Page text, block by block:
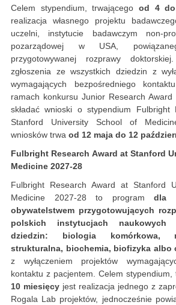
Celem stypendium, trwającego od 4 do
realizacja własnego projektu
uczelni, instytucie badawczym non-
pozarządowej w USA,
przygotowywanej rozprawy
zgłoszenia ze wszystkich dziedzin z
wymagających bezpośredniego
ramach konkursu Junior Research
składać wnioski o stypendium Fulbright
Stanford University School of
wniosków trwa od 12 maja do 12
Fulbright Research Award at Stanford
Medicine 2027-28
Fulbright Research Award at Stanford
Medicine 2027-28 to
programdla
obywatelstwem przygotowujących
polskich instytucjach naukowych
dziedzin: biologia komórkowa,
strukturalna, biochemia, biofizyka albo
z wyłączeniem projektów
kontaktu z pacjentem. Celem stypendium,
10 miesięcy jest realizacja jednego z
Rogala Lab projektów, jednocześnie